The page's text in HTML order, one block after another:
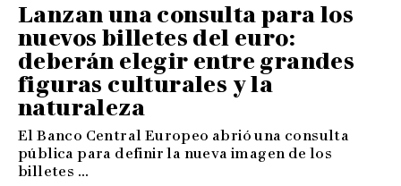
Lanzan una consulta para los
nuevos billetes del euro:
deberán elegir entre grandes
figuras culturales y la
naturaleza
El Banco Central Europeo abrió una consulta
pública para definir la nueva imagen de los
billetes ...